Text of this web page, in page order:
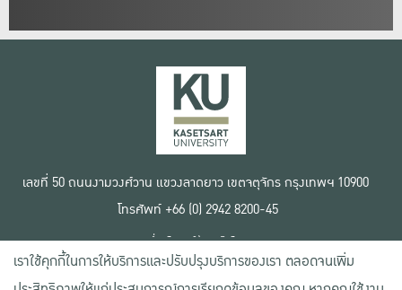
เลขที่ 50 ถนนงามวงศ์วาน แขวงลาดยาว เขตจตุจักร กรุงเทพฯ 10900
โทรศัพท์ +66 (0) 2942 8200-45
เงื่อนไขการใช้งานเว็บไซต์
ข้อตกลงด้านสิทธิ์ใช้งาน
นโยบายความเป็นส่วนตัว
เราใช้คุกกี้ในการให้บริการและปรับปรุงบริการของเรา ตลอดจนเพิ่ม